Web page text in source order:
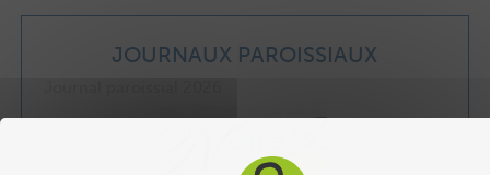
JOURNAUX PAROISSIAUX